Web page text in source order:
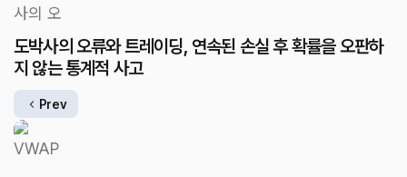
도박사의 오류와 트레이딩, 연속된 손실 후 확률을 오판하
지 않는 통계적 사고
Prev